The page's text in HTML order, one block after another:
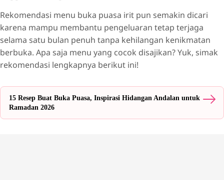
Bakwan Sayur Renyah
Nasi Goreng Kampung
Oseng Tempe Cabe Hijau
Sayur Bayam Bening
Telur Orak-Arik Sayur
Tumis Kol dan Wortel
Rekomendasi menu buka puasa irit pun semakin dicari
karena mampu membantu pengeluaran tetap terjaga
selama satu bulan penuh tanpa kehilangan kenikmatan
berbuka. Apa saja menu yang cocok disajikan? Yuk, simak
rekomendasi lengkapnya berikut ini!
15 Resep Buat Buka Puasa, Inspirasi Hidangan Andalan untuk
Ramadan 2026